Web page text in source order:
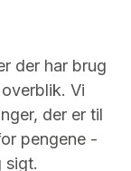
der har brug
Vi
der er til
pengene -
sigt.